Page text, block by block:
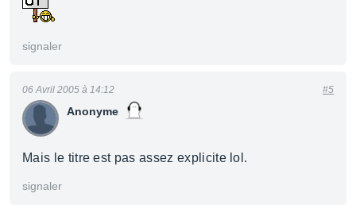
signaler
Anonyme
06 Avril 2005 à 14:12 #5
Mais le titre est pas assez explicite lol.
signaler